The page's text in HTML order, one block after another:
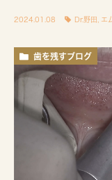
2024.01.08 Dr.野田 エ
歯を残すブログ